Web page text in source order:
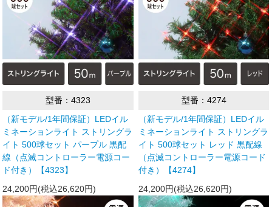
型番：4323
（新モデル/1年間保証）LEDイル
ミネーションライト ストリングラ
イト 500球セット パープル 黒配
線（点滅コントローラー電源コー
ド付き）【4323】
24,200円(税込26,620円)
型番：4274
（新モデル/1年間保証）LEDイル
ミネーションライト ストリングラ
イト 500球セット レッド 黒配線
（点滅コントローラー電源コード
付き）【4274】
24,200円(税込26,620円)